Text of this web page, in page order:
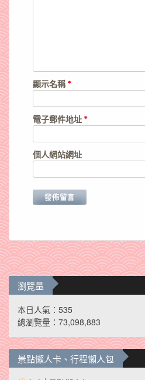
顯示名稱*
電子郵件地址 *
個人網站網址
瀏覽量
本日人氣：535
總瀏覽量：73,098,883
景點懶人卡、行程懶人包